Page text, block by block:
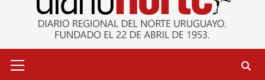
primario